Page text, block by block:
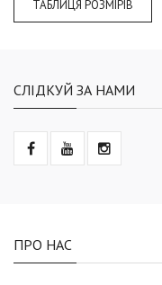
ТАБЛИЦЯ РОЗМІРІВ
СЛІДКУЙ ЗА НАМИ
ПРО НАС